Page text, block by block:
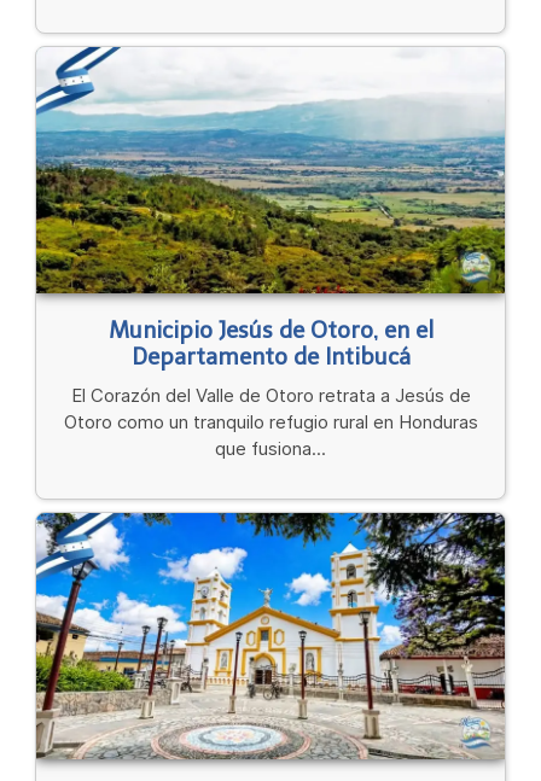
Municipio Jesús de Otoro, en el
Departamento de Intibucá
El Corazón del Valle de Otoro retrata a Jesús de
Otoro como un tranquilo refugio rural en Honduras
que fusiona...